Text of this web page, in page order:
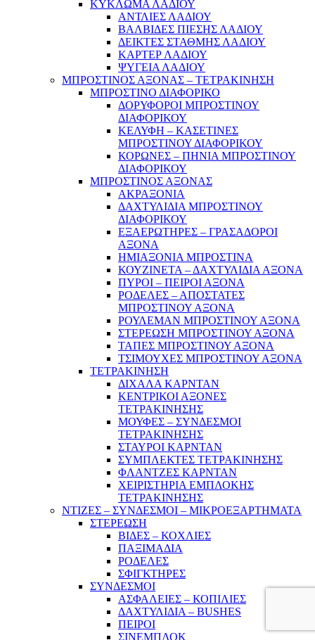
ΚΥΚΛΩΜΑ ΛΑΔΙΟΥ
ΑΝΤΛΙΕΣ ΛΑΔΙΟΥ
ΒΑΛΒΙΔΕΣ ΠΙΕΣΗΣ ΛΑΔΙΟΥ
ΔΕΙΚΤΕΣ ΣΤΑΘΜΗΣ ΛΑΔΙΟΥ
ΚΑΡΤΕΡ ΛΑΔΙΟΥ
ΨΥΓΕΙΑ ΛΑΔΙΟΥ
ΜΠΡΟΣΤΙΝΟΣ ΑΞΟΝΑΣ – ΤΕΤΡΑΚΙΝΗΣΗ
ΜΠΡΟΣΤΙΝΟ ΔΙΑΦΟΡΙΚΟ
ΔΟΡΥΦΟΡΟΙ ΜΠΡΟΣΤΙΝΟΥ
ΔΙΑΦΟΡΙΚΟΥ
ΚΕΛΥΦΗ – ΚΑΣΕΤΙΝΕΣ
ΜΠΡΟΣΤΙΝΟΥ ΔΙΑΦΟΡΙΚΟΥ
ΚΟΡΩΝΕΣ – ΠΗΝΙΑ ΜΠΡΟΣΤΙΝΟΥ
ΔΙΑΦΟΡΙΚΟΥ
ΜΠΡΟΣΤΙΝΟΣ ΑΞΟΝΑΣ
ΑΚΡΑΞΟΝΙΑ
ΔΑΧΤΥΛΙΔΙΑ ΜΠΡΟΣΤΙΝΟΥ
ΔΙΑΦΟΡΙΚΟΥ
ΕΞΑΕΡΩΤΗΡΕΣ – ΓΡΑΣΑΔΟΡΟΙ
ΑΞΟΝΑ
ΗΜΙΑΞΟΝΙΑ ΜΠΡΟΣΤΙΝΑ
ΚΟΥΖΙΝΕΤΑ – ΔΑΧΤΥΛΙΔΙΑ ΑΞΟΝΑ
ΠΥΡΟΙ – ΠΕΙΡΟΙ ΑΞΟΝΑ
ΡΟΔΕΛΕΣ – ΑΠΟΣΤΑΤΕΣ
ΜΠΡΟΣΤΙΝΟΥ ΑΞΟΝΑ
ΡΟΥΛΕΜΑΝ ΜΠΡΟΣΤΙΝΟΥ ΑΞΟΝΑ
ΣΤΕΡΕΩΣΗ ΜΠΡΟΣΤΙΝΟΥ ΑΞΟΝΑ
ΤΑΠΕΣ ΜΠΡΟΣΤΙΝΟΥ ΑΞΟΝΑ
ΤΣΙΜΟΥΧΕΣ ΜΠΡΟΣΤΙΝΟΥ ΑΞΟΝΑ
ΤΕΤΡΑΚΙΝΗΣΗ
ΔΙΧΑΛΑ ΚΑΡΝΤΑΝ
ΚΕΝΤΡΙΚΟΙ ΑΞΟΝΕΣ
ΤΕΤΡΑΚΙΝΗΣΗΣ
ΜΟΥΦΕΣ – ΣΥΝΔΕΣΜΟΙ
ΤΕΤΡΑΚΙΝΗΣΗΣ
ΣΤΑΥΡΟΙ ΚΑΡΝΤΑΝ
ΣΥΜΠΛΕΚΤΕΣ ΤΕΤΡΑΚΙΝΗΣΗΣ
ΦΛΑΝΤΖΕΣ ΚΑΡΝΤΑΝ
ΧΕΙΡΙΣΤΗΡΙΑ ΕΜΠΛΟΚΗΣ
ΤΕΤΡΑΚΙΝΗΣΗΣ
ΝΤΙΖΕΣ – ΣΥΝΔΕΣΜΟΙ – ΜΙΚΡΟΕΞΑΡΤΗΜΑΤΑ
ΣΤΕΡΕΩΣΗ
ΒΙΔΕΣ – ΚΟΧΛΙΕΣ
ΠΑΞΙΜΑΔΙΑ
ΡΟΔΕΛΕΣ
ΣΦΙΓΚΤΗΡΕΣ
ΣΥΝΔΕΣΜΟΙ
ΑΣΦΑΛΕΙΕΣ – ΚΟΠΙΛΙΕΣ
ΔΑΧΤΥΛΙΔΙΑ – BUSHES
ΠΕΙΡΟΙ
ΣΙΝΕΜΠΛΟΚ